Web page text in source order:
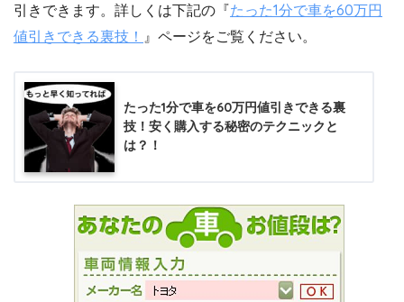
引きできます。詳しくは下記の『たった1分で車を60万円
値引きできる裏技！ 』ページをご覧ください。
たった1分で車を60万円値引きできる裏
技！安く購入する秘密のテクニックと
は？！